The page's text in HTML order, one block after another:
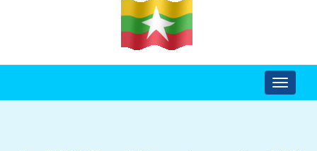
Toggle